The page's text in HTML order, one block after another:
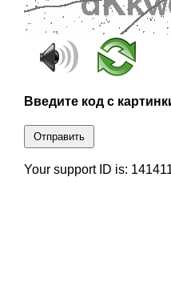
Введите код с
Отправить
Your support ID is: